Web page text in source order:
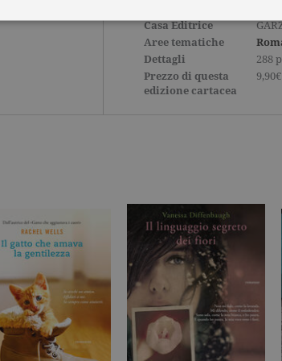
Casa Editrice
Aree tematiche
Dettagli
288
Prezzo di questa
edizione cartacea
9,90€
Tecnici ed equiparati Misurazione
necessari, consentono la funzionalità del sito Web principale
essere utilizzato correttamente senza i cookie strettamente
Questo nome di cookie è associato a
documentazione viene utilizzato per
raccolta di dati su siti ad alto traffico.
Sessione
Questo cookie viene utilizzato per verificare
1 minuto
Si tratta di un cookie di tipo pattern
pattern sul nome contiene il numero
cui si riferisce. È una variazione del cookie
di dati registrati da Google su siti Web ad
2 anni
Questo nome di cookie è associato a
significativo del servizio di analisi più
viene utilizzato per distinguere utenti unici